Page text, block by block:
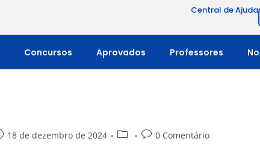
Central de Ajuda
Concursos Aprovados Professores
18 de dezembro de 2024 0 Comentário